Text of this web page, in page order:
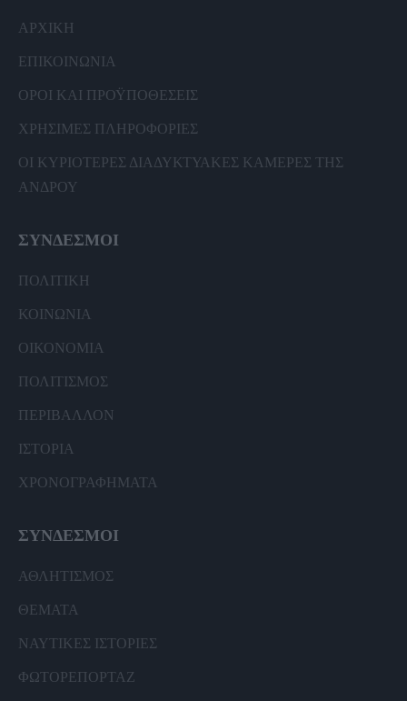
ΑΡΧΙΚΗ
ΕΠΙΚΟΙΝΩΝΙΑ
ΟΡΟΙ ΚΑΙ ΠΡΟΫΠΟΘΕΣΕΙΣ
ΧΡΗΣΙΜΕΣ ΠΛΗΡΟΦΟΡΙΕΣ
ΟΙ ΚΥΡΙΟΤΕΡΕΣ ΔΙΑΔΥΚΤΥΑΚΕΣ ΚΑΜΕΡΕΣ ΤΗΣ
ΑΝΔΡΟΥ
ΣΥΝΔΕΣΜΟΙ
ΠΟΛΙΤΙΚΗ
ΚΟΙΝΩΝΙΑ
ΟΙΚΟΝΟΜΙΑ
ΠΟΛΙΤΙΣΜΟΣ
ΠΕΡΙΒΑΛΛΟΝ
ΙΣΤΟΡΙΑ
ΧΡΟΝΟΓΡΑΦΗΜΑΤΑ
ΣΥΝΔΕΣΜΟΙ
ΑΘΛΗΤΙΣΜΟΣ
ΘΕΜΑΤΑ
ΝΑΥΤΙΚΕΣ ΙΣΤΟΡΙΕΣ
ΦΩΤΟΡΕΠΟΡΤΑΖ